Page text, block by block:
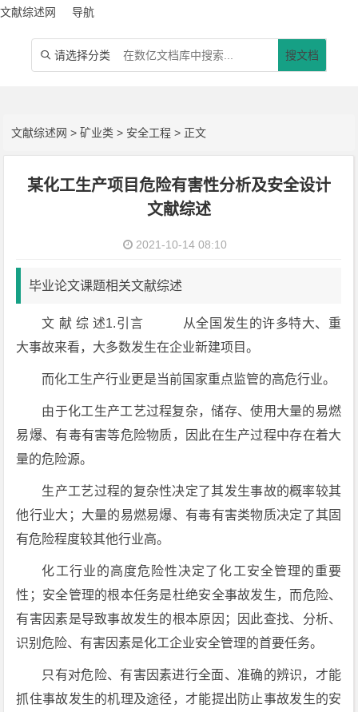
文献综述网 导航
 请选择分类 搜文档
文献综述网 >矿业类 > 安全工程 > 正文
某化工生产项目危险有害性分析及安全设计
文献综述
2021-10-14 08:10
毕业论文课题相关文献综述
文 献 综 述1.引言 从全国发生的许多特大、重
大事故来看，大多数发生在企业新建项目。
而化工生产行业更是当前国家重点监管的高危行业。
由于化工生产工艺过程复杂，储存、使用大量的易燃
易爆、有毒有害等危险物质，因此在生产过程中存在着大
量的危险源。
生产工艺过程的复杂性决定了其发生事故的概率较其
他行业大；大量的易燃易爆、有毒有害类物质决定了其固
有危险程度较其他行业高。
化工行业的高度危险性决定了化工安全管理的重要
性；安全管理的根本任务是杜绝安全事故发生，而危险、
有害因素是导致事故发生的根本原因；因此查找、分析、
识别危险、有害因素是化工企业安全管理的首要任务。
只有对危险、有害因素进行全面、准确的辨识，才能
抓住事故发生的机理及途径，才能提出防止事故发生的安